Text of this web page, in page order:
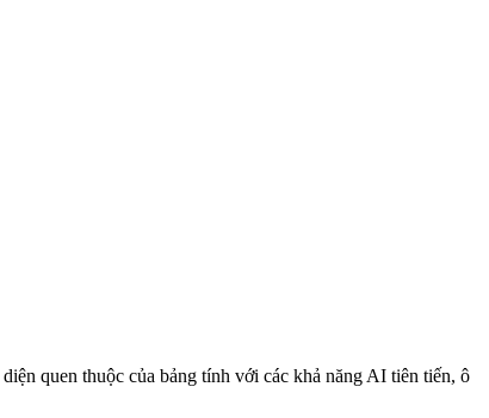
quen thuộc của bảng tính với các khả năng AI tiên tiến, ô